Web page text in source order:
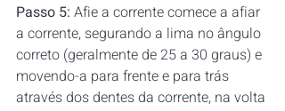
Passo 5: Afie a corrente comece a afiar
a corrente, segurando a lima no ângulo
correto (geralmente de 25 a 30 graus) e
movendo-a para frente e para trás
através dos dentes da corrente, na volta